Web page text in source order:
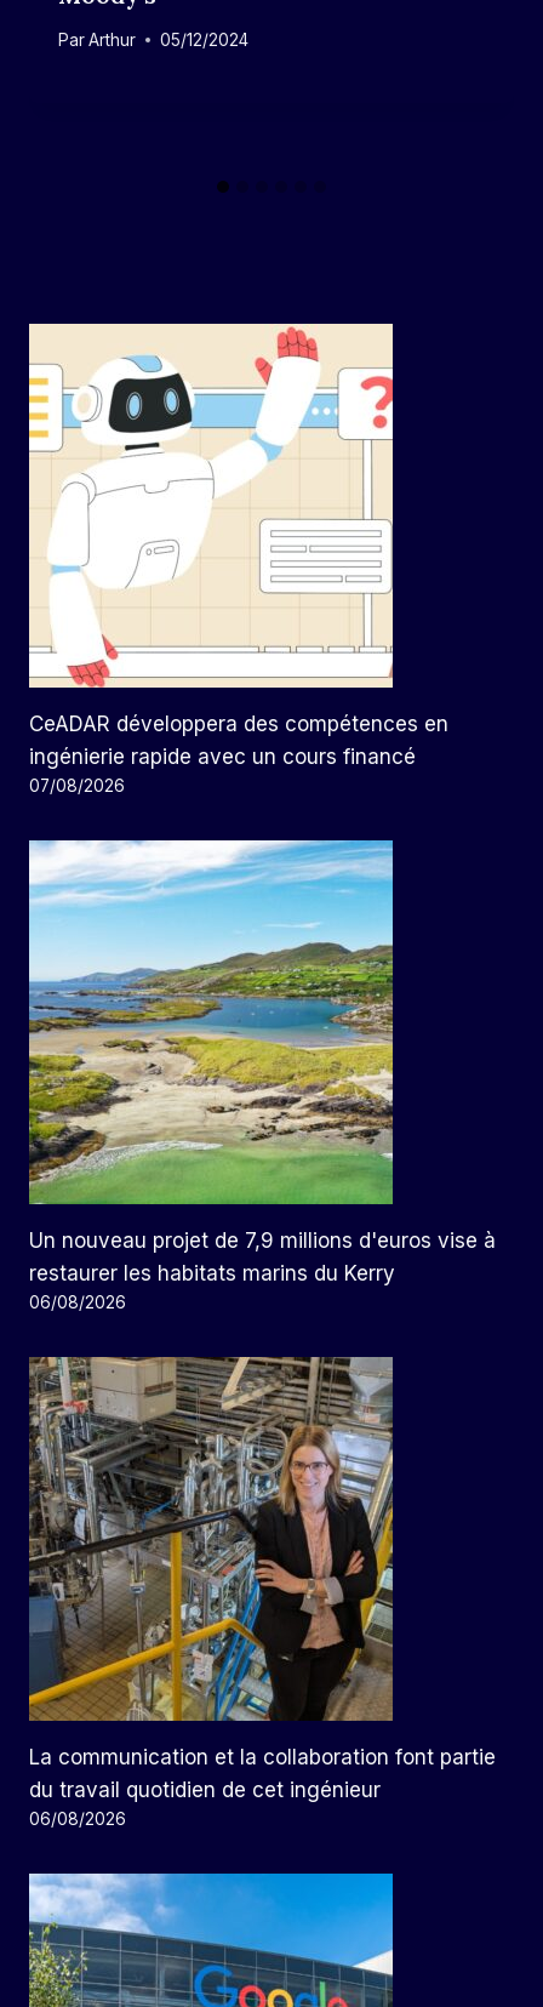
ParArthur 05/12/2024
CeADAR développera des compétences en
ingénierie rapide avec un cours financé
07/08/2026
Un nouveau projet de 7,9 millions d'euros vise à
restaurer les habitats marins du Kerry
06/08/2026
La communication et la collaboration font partie
du travail quotidien de cet ingénieur
06/08/2026